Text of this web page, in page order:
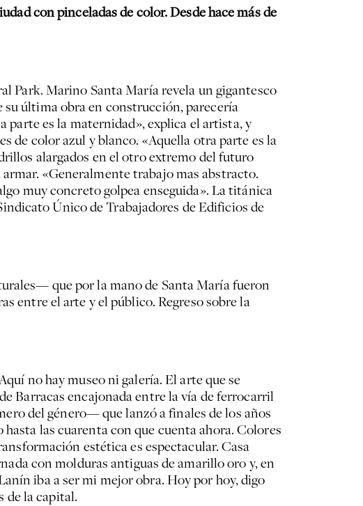
con pinceladas de color. Desde hace más de
Park. Marino Santa María revela un gigantesco
su última obra en construcción, parecería
es la maternidad», explica el artista, y
de color azul y blanco. «Aquella otra parte es la
alargados en el otro extremo del futuro
«Generalmente trabajo mas abstracto.
muy concreto golpea enseguida». La titánica
Único de Trabajadores de Edificios de
que por la mano de Santa María fueron
entre el arte y el público. Regreso sobre la
no hay museo ni galería. El arte que se
Barracas encajonada entre la vía de ferrocarril
del género— que lanzó a finales de los años
las cuarenta con que cuenta ahora. Colores
estética es espectacular. Casa
con molduras antiguas de amarillo oro y, en
iba a ser mi mejor obra. Hoy por hoy, digo
de la capital.